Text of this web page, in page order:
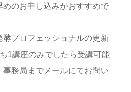
めのお申し込みがおすすめで
酵プロフェッショナルの更新
1講座のみでしたら受講可能
務局までメールにてお問い